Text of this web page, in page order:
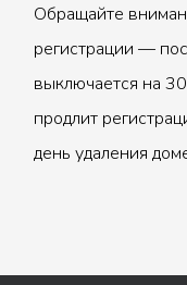
Обращайте
регистрации —
выключается на
продлит
день удаления